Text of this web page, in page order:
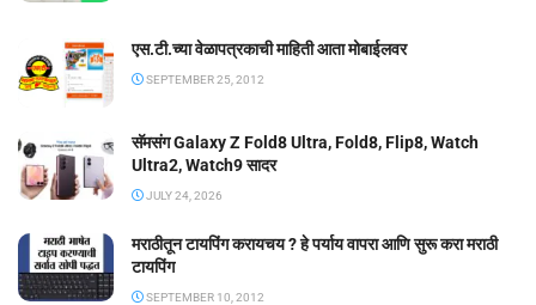
एस.टी.च्या वेळापत्रकाची माहिती आता मोबाईलवर
SEPTEMBER 25, 2012
सॅमसंग Galaxy Z Fold8 Ultra, Fold8, Flip8, Watch
Ultra2, Watch9 सादर
JULY 24, 2026
मराठीतून टायपिंग करायचय ? हे पर्याय वापरा आणि सुरू करा मराठी
टायपिंग
SEPTEMBER 10, 2012